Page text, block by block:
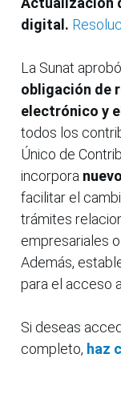
digital.
La Sunat
obligación de
electrónico y
todos los
Único de
incorpora
facilitar el
trámites
empresariales
Además,
para el acceso
Si deseas
completo, haz